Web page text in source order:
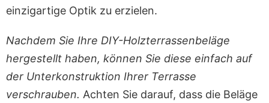
einzigartige Optik zu erzielen.
Nachdem Sie Ihre DIY-Holzterrassenbeläge
hergestellt haben, können Sie diese einfach auf
der Unterkonstruktion Ihrer Terrasse
verschrauben. Achten Sie darauf, dass die Beläge